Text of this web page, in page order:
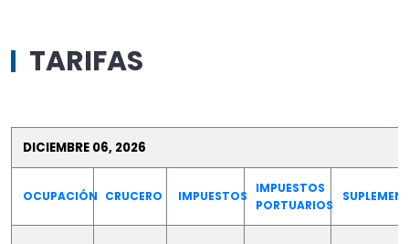
TARIFAS
DICIEMBRE 06, 2026
OCUPACIÓN CRUCERO IMPUESTOS
IMPUESTOS
PORTUARIOS